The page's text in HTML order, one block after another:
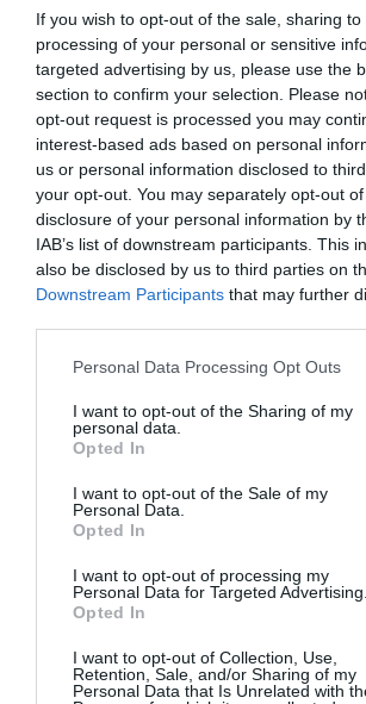
If you wish to opt-out of the sale, sharing
processing of your personal or sensitive
targeted advertising by us, please use the
section to confirm your selection. Please
opt-out request is processed you may
interest-based ads based on personal
us or personal information disclosed to
your opt-out. You may separately opt-out
disclosure of your personal information by
IAB’s list of downstream participants. This
also be disclosed by us to third parties on
Downstream Participants that may further
Personal Data Processing Opt Outs
I want to opt-out of the Sharing of my
personal data.
Opted In
I want to opt-out of the Sale of my
Personal Data.
Opted In
I want to opt-out of processing my
Personal Data for Targeted Advertising.
Opted In
I want to opt-out of Collection, Use,
Retention, Sale, and/or Sharing of my
Personal Data that Is Unrelated with
désordre dans nos pays
», avait
Ouattara à la même tribune.
A l’Elysée, jeudi, le ton était
exprimer les exigences de Paris
transition burkinabè.
L’exigence, c’est le respect de
L’exigence, c’est la date des
aussi, un processus de transition.
conditions-là sont respectées. Et
levés étaient aussi conscients
respect des règles
pour ça qu’ils s’étaient soulevés», a
l’Etat français, qui a aussi une
élections de 2015 en Côte d’Ivoire
Selon une source proche de